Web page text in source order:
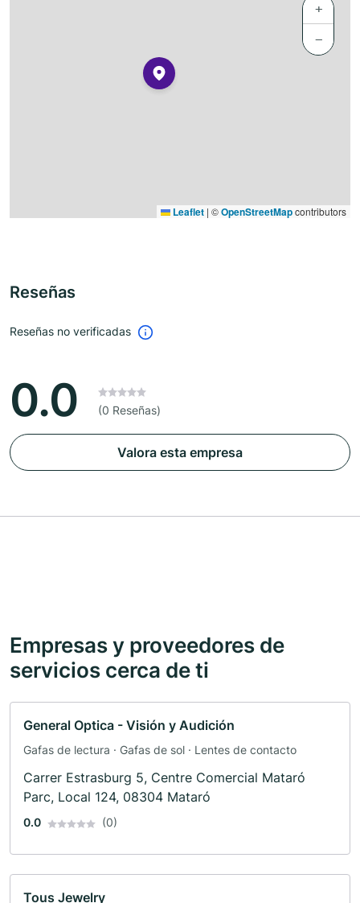
+
−
Leaflet | ©OpenStreetMapcontributors
Reseñas
Reseñas no verificadas
0.0 (0 Reseñas)
Valora esta empresa
Empresas y proveedores de
servicios cerca de ti
General Optica - Visión y Audición
Gafas de lectura · Gafas de sol · Lentes de contacto
Carrer Estrasburg 5, Centre Comercial Mataró
Parc, Local 124, 08304 Mataró
0.0 (0)
Tous Jewelry